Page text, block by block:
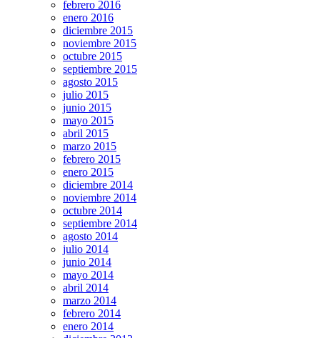
febrero 2016
enero 2016
diciembre 2015
noviembre 2015
octubre 2015
septiembre 2015
agosto 2015
julio 2015
junio 2015
mayo 2015
abril 2015
marzo 2015
febrero 2015
enero 2015
diciembre 2014
noviembre 2014
octubre 2014
septiembre 2014
agosto 2014
julio 2014
junio 2014
mayo 2014
abril 2014
marzo 2014
febrero 2014
enero 2014